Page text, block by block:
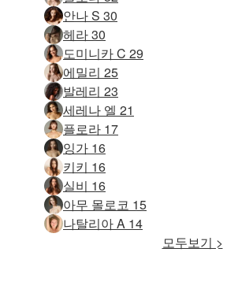
안나 S 30
헤라 30
도미니카 C 29
에밀리 25
발레리 23
세레나 엘 21
플로라 17
잉가 16
키키 16
실비 16
아무 몰로코 15
나탈리아 A 14
모두보기 >